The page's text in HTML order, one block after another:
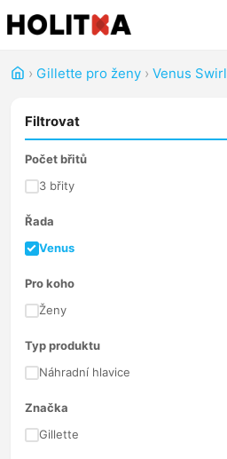
› Gillette pro ženy › Venus Swirl
Filtrovat
Počet břitů
3 břity
Řada
Venus
Pro koho
Ženy
Typ produktu
Náhradní hlavice
Značka
Gillette